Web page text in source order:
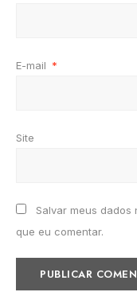
E-mail *
Site
Salvar meus
que eu comentar.